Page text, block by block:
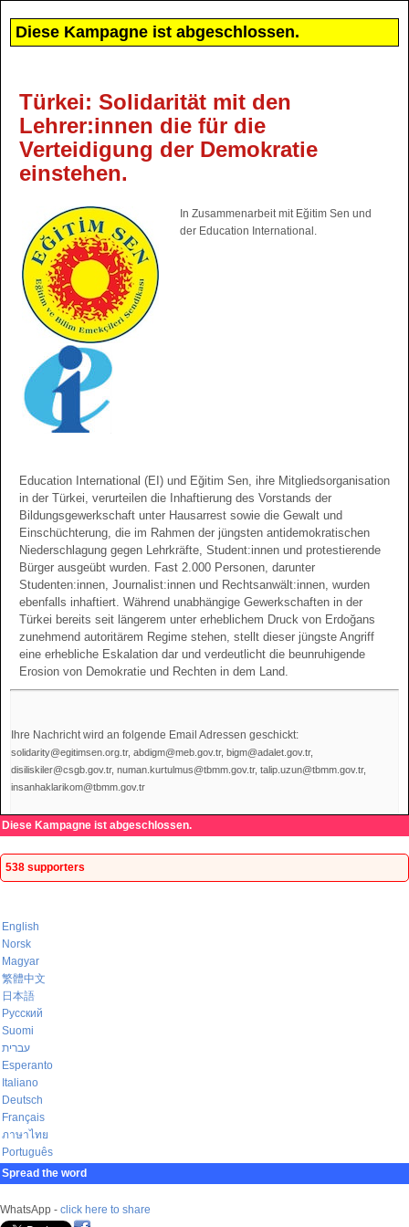
Diese Kampagne ist abgeschlossen.
Türkei: Solidarität mit den
Lehrer:innen die für die
Verteidigung der Demokratie
einstehen.
In Zusammenarbeit mit Eğitim Sen und
der Education International.
Education International (EI) und Eğitim Sen, ihre Mitgliedsorganisation
in der Türkei, verurteilen die Inhaftierung des Vorstands der
Bildungsgewerkschaft unter Hausarrest sowie die Gewalt und
Einschüchterung, die im Rahmen der jüngsten antidemokratischen
Niederschlagung gegen Lehrkräfte, Student:innen und protestierende
Bürger ausgeübt wurden. Fast 2.000 Personen, darunter
Studenten:innen, Journalist:innen und Rechtsanwält:innen, wurden
ebenfalls inhaftiert. Während unabhängige Gewerkschaften in der
Türkei bereits seit längerem unter erheblichem Druck von Erdoğans
zunehmend autoritärem Regime stehen, stellt dieser jüngste Angriff
eine erhebliche Eskalation dar und verdeutlicht die beunruhigende
Erosion von Demokratie und Rechten in dem Land.
Ihre Nachricht wird an folgende Email Adressen geschickt:
solidarity@egitimsen.org.tr, abdigm@meb.gov.tr, bigm@adalet.gov.tr,
disiliskiler@csgb.gov.tr, numan.kurtulmus@tbmm.gov.tr, talip.uzun@tbmm.gov.tr,
insanhaklarikom@tbmm.gov.tr
Diese Kampagne ist abgeschlossen.
538 supporters
English
Norsk
Magyar
繁體中文
日本語
Русский
Suomi
עברית
Esperanto
Italiano
Deutsch
Français
ภาษาไทย
Português
Spread the word
WhatsApp - click here to share